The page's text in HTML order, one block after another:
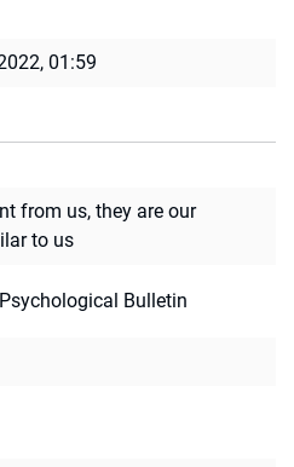
01:59
from us, they are our
to us
Bulletin